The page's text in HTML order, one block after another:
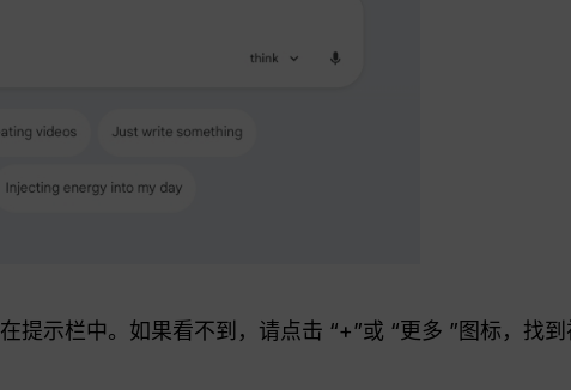
在提示栏中。如果看不到，请点击 “+”或 “更多 ”图标，找